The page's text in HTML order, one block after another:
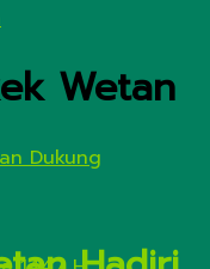
Wetan